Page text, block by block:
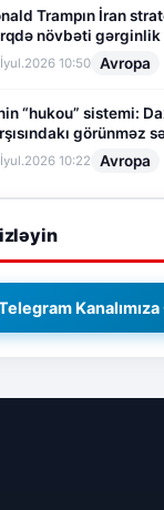
Trampın İran
növbəti gərginlik
10:50 Avropa
“hukou” sistemi:
görünməz
10:22 Avropa